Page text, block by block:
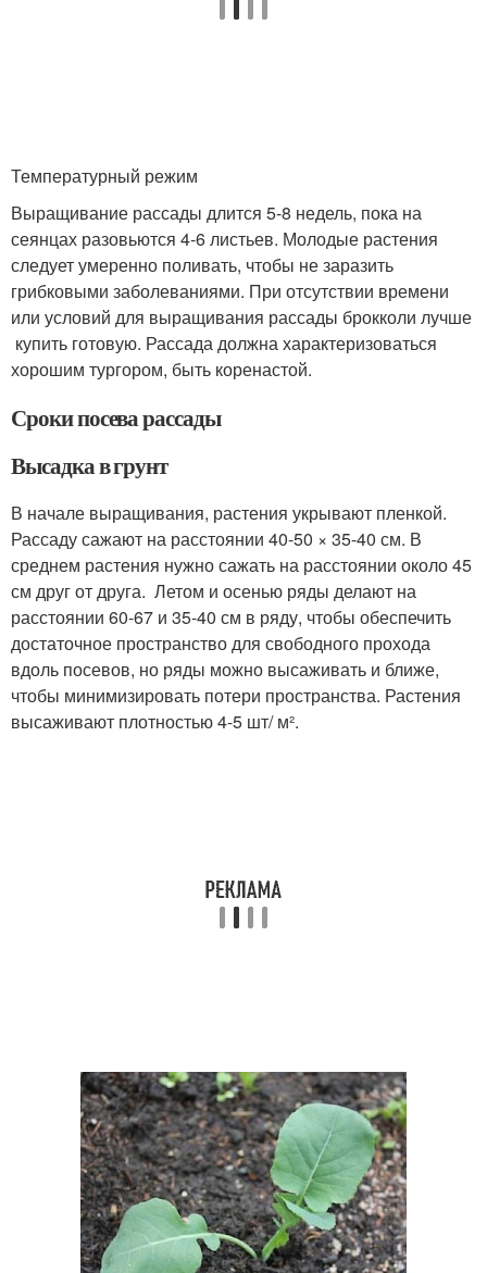
Температурный режим
Выращивание рассады длится 5-8 недель, пока на
сеянцах разовьются 4-6 листьев. Молодые растения
следует умеренно поливать, чтобы не заразить
грибковыми заболеваниями. При отсутствии времени
или условий для выращивания рассады брокколи лучше
купить готовую. Рассада должна характеризоваться
хорошим тургором, быть коренастой.
Сроки посева рассады
Высадка в грунт
В начале выращивания, растения укрывают пленкой.
Рассаду сажают на расстоянии 40-50 × 35-40 см. В
среднем растения нужно сажать на расстоянии около 45
см друг от друга. Летом и осенью ряды делают на
расстоянии 60-67 и 35-40 см в ряду, чтобы обеспечить
достаточное пространство для свободного прохода
вдоль посевов, но ряды можно высаживать и ближе,
чтобы минимизировать потери пространства. Растения
высаживают плотностью 4-5 шт/ м².